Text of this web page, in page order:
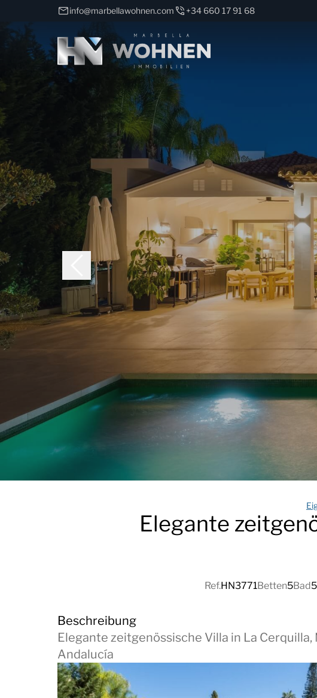
info@marbellawohnen.com +34 660 17 91 68
Elegante
Ref.HN3771Betten5Bad5
Beschreibung
Elegante zeitgenössische Villa in La Cerquilla,
Andalucía